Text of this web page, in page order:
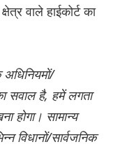
वाले हाईकोर्ट का
सवाल है, हमें लगता
होगा। सामान्य
विधानों/सार्वजनिक